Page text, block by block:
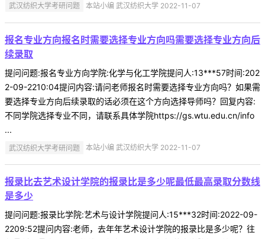
武汉纺织大学考研问题 本站小编 武汉纺织大学 2022-11-07
报名专业方向报名时需要选择专业方向吗需要选择专业方向后
续录取
提问问题:报名专业方向学院:化学与化工学院提问人:13***57时间:202
2-09-2210:04提问内容:请问老师报名时需要选择专业方向吗？如果需
要选择专业方向后续录取的话必须在这个方向选择导师吗？回复内容:
不同学院选择专业不同，请联系具体学院https://gs.wtu.edu.cn/info
...
武汉纺织大学考研问题 本站小编 武汉纺织大学 2022-11-07
报录比去艺术设计学院的报录比是多少呢最低最高录取分数线
是多少
提问问题:报录比学院:艺术与设计学院提问人:15***32时间:2022-09-
2209:52提问内容:老师，去年年艺术设计学院的报录比是多少呢？往